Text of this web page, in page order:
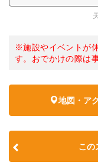
※施設やイベントが
す。おでかけの際は
地図・ア
この